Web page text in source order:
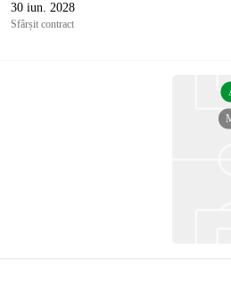
30 iun. 2028
Sfârșit contract